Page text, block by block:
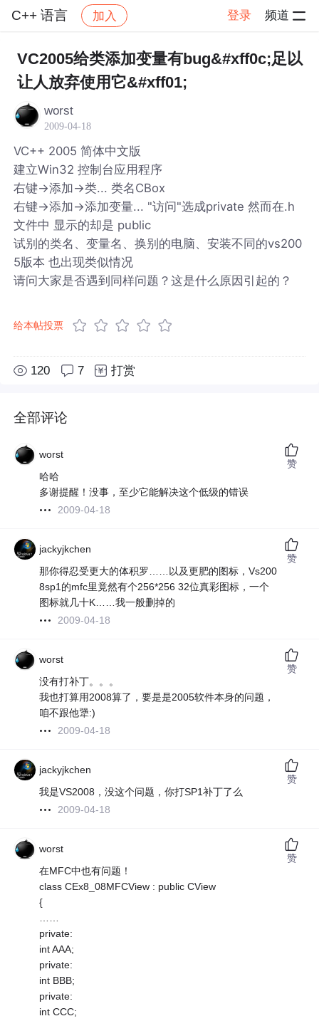
C++ 语言 加入 登录 频道
社区 C++ 语言 帖子详情
VC2005给类添加变量有bug&#xff0c;足以
让人放弃使用它&#xff01;
worst
2009-04-18
VC++ 2005 简体中文版
建立Win32 控制台应用程序
右键->添加->类... 类名CBox
右键->添加->添加变量... "访问"选成private 然而在.h
文件中 显示的却是 public
试别的类名、变量名、换别的电脑、安装不同的vs200
5版本 也出现类似情况
请问大家是否遇到同样问题？这是什么原因引起的？
给本帖投票
120 7 打赏
全部评论
worst
哈哈
多谢提醒！没事，至少它能解决这个低级的错误
2009-04-18
赞
jackyjkchen
那你得忍受更大的体积罗……以及更肥的图标，Vs200
8sp1的mfc里竟然有个256*256 32位真彩图标，一个
图标就几十K……我一般删掉的
2009-04-18
赞
worst
没有打补丁。。。
我也打算用2008算了，要是是2005软件本身的问题，
咱不跟他犟:)
2009-04-18
赞
jackyjkchen
我是VS2008，没这个问题，你打SP1补丁了么
2009-04-18
赞
worst
在MFC中也有问题！
class CEx8_08MFCView : public CView
{
……
private:
int AAA;
private:
int BBB;
private:
int CCC;
赞